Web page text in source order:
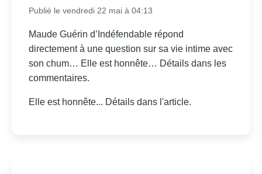
Publié le vendredi 22 mai à 04:13
Maude Guérin d’Indéfendable répond
directement à une question sur sa vie intime avec
son chum… Elle est honnête… Détails dans les
commentaires.
Elle est honnête... Détails dans l'article.